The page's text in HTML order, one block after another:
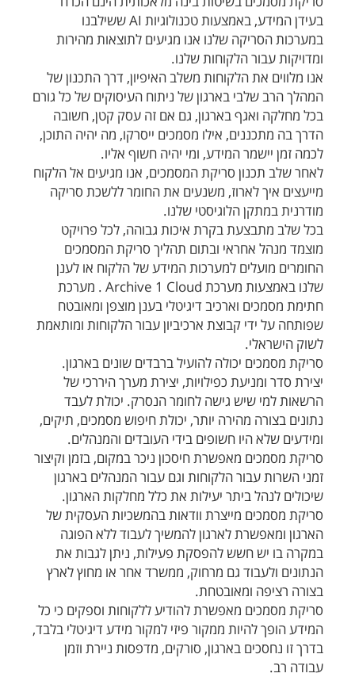
בעידן המידע, באמצעות טכנולוגיות AI ששילבנו
במערכות הסריקה שלנו אנו מגיעים לתוצאות מהירות
ומדויקות עבור הלקוחות שלנו.
אנו מלווים את הלקוחות משלב האיפיון, דרך התכנון של
המהלך הרב שלבי בארגון של ניתוח העיסוקים של כל גורם
בכל מחלקה ואגף בארגון, גם אם זה עסק קטן, חשובה
הדרך בה מתכננים, אילו מסמכים ייסרקו, מה יהיה התוכן,
לכמה זמן יישמר המידע, ומי יהיה חשוף אליו.
לאחר שלב תכנון סריקת המסמכים, אנו מגיעים אל הלקוח
מייעצים איך לארוז, משנעים את החומר ללשכת סריקה
מודרנית במתקן הלוגיסטי שלנו.
בכל שלב מתבצעת בקרת איכות גבוהה, לכל פרויקט
מוצמד מנהל אחראי ובתום תהליך סריקת המסמכים
החומרים מועלים למערכות המידע של הלקוח או לענן
שלנו באמצעות מערכת Archive 1 Cloud . מערכת
חתימת מסמכים וארכיב דיגיטלי בענן מוצפן ומאובטח
שפותחה על ידי קבוצת ארכיביון עבור הלקוחות ומותאמת
לשוק הישראלי.
סריקת מסמכים יכולה להועיל ברבדים שונים בארגון.
יצירת סדר ומניעת כפילויות, יצירת מערך היררכי של
הרשאות למי שיש גישה לחומר הנסרק. יכולת לעבד
נתונים בצורה מהירה יותר, יכולת חיפוש מסמכים, תיקים,
ומידעים שלא היו חשופים בידי העובדים והמנהלים.
סריקת מסמכים מאפשרת חיסכון ניכר במקום, בזמן וקיצור
זמני השרות עבור הלקוחות וגם עבור המנהלים בארגון
שיכולים לנהל ביתר יעילות את כלל מחלקות הארגון.
סריקת מסמכים מייצרת וודאות בהמשכיות העסקית של
הארגון ומאפשרת לארגון להמשיך לעבוד ללא הפוגה
במקרה בו יש חשש להפסקת פעילות, ניתן לגבות את
הנתונים ולעבוד גם מרחוק, ממשרד אחר או מחוץ לארץ
בצורה רציפה ומאובטחת.
סריקת מסמכים מאפשרת להודיע ללקוחות וספקים כי כל
המידע הופך להיות ממקור פיזי למקור מידע דיגיטלי בלבד,
בדרך זו נחסכים בארגון, סורקים, מדפסות ניירת וזמן
עבודה רב.